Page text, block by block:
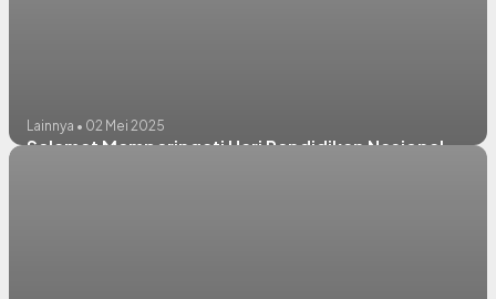
Lainnya • 02 Mei 2025
Selamat Memperingati Hari Pendidikan Nasional